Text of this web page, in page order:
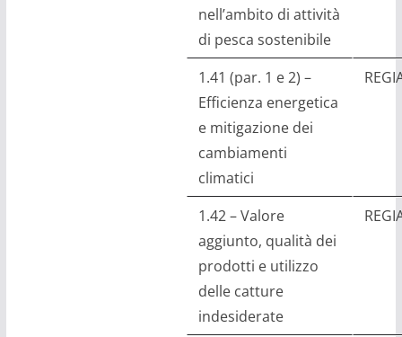
nell’ambito di attività
di pesca sostenibile
1.41 (par. 1 e 2) –
Efficienza energetica
e mitigazione dei
cambiamenti
climatici
1.42 – Valore
aggiunto, qualità dei
prodotti e utilizzo
delle catture
indesiderate